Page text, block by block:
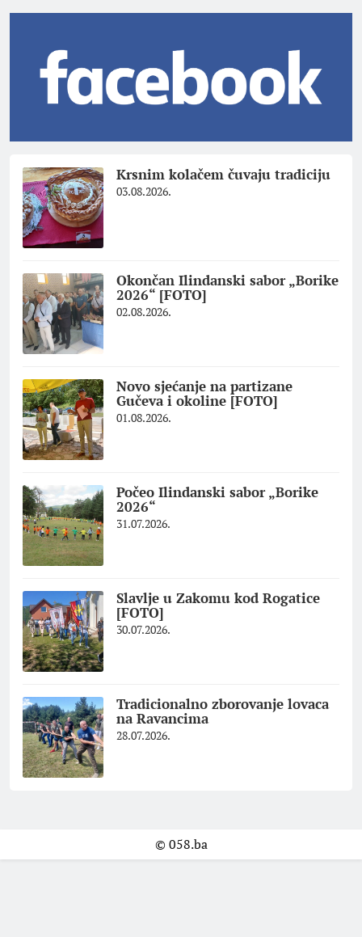
Krsnim kolačem čuvaju tradiciju
03.08.2026.
Okončan Ilindanski sabor „Borike
2026“ [FOTO]
02.08.2026.
Novo sjećanje na partizane
Gučeva i okoline [FOTO]
01.08.2026.
Počeo Ilindanski sabor „Borike
2026“
31.07.2026.
Slavlje u Zakomu kod Rogatice
[FOTO]
30.07.2026.
Tradicionalno zborovanje lovaca
na Ravancima
28.07.2026.
© 058.ba